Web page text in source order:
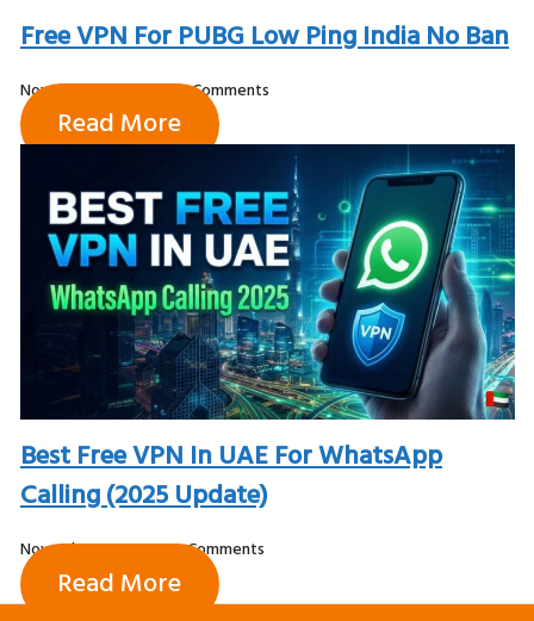
Free VPN For PUBG Low Ping India No Ban
November 28, 2025No Comments
Read More
Best Free VPN In UAE For WhatsApp
Calling (2025 Update)
November 13, 2025No Comments
Read More